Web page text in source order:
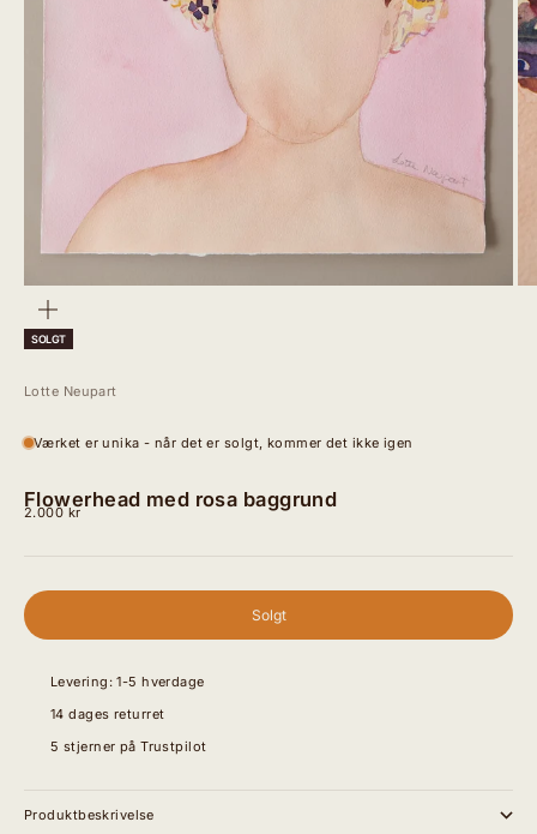
SOLGT
Lotte Neupart
Værket er unika - når det er solgt, kommer det ikke igen
Flowerhead med rosa baggrund
Salgspris
2.000 kr
Solgt
Levering: 1-5 hverdage
14 dages returret
5 stjerner på Trustpilot
Produktbeskrivelse